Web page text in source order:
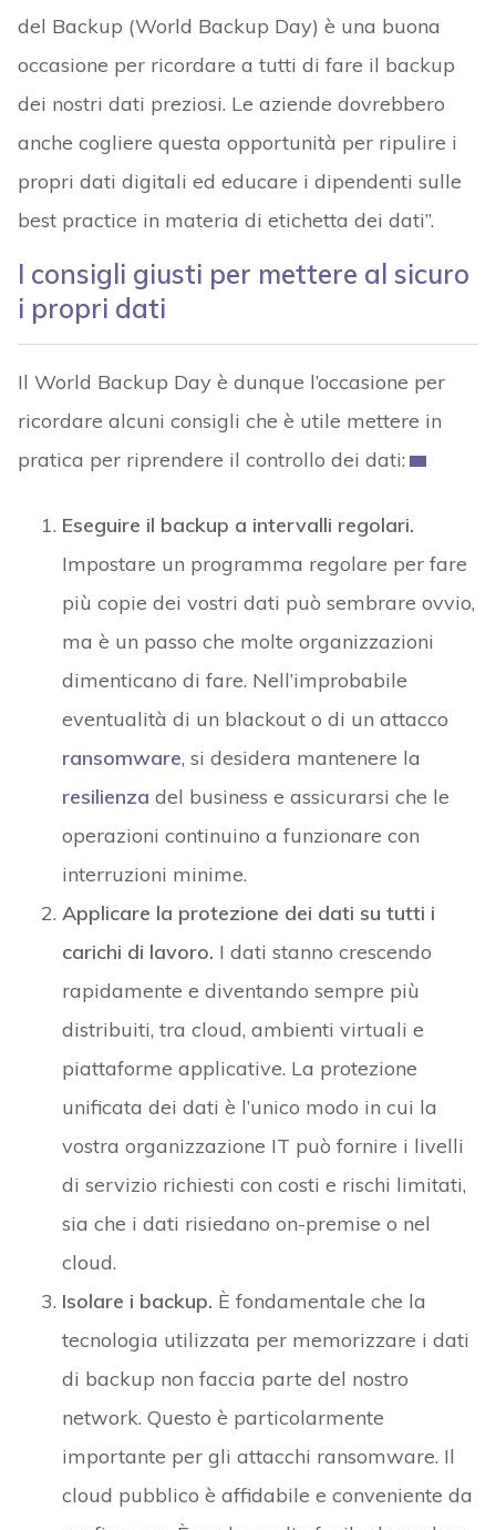
del Backup (World Backup Day) è una buona
occasione per ricordare a tutti di fare il backup
dei nostri dati preziosi. Le aziende dovrebbero
anche cogliere questa opportunità per ripulire i
propri dati digitali ed educare i dipendenti sulle
best practice in materia di etichetta dei dati”.
I consigli giusti per mettere al sicuro
i propri dati
Il World Backup Day è dunque l’occasione per
ricordare alcuni consigli che è utile mettere in
pratica per riprendere il controllo dei dati:
Eseguire il backup a intervalli regolari.
Impostare un programma regolare per fare
più copie dei vostri dati può sembrare ovvio,
ma è un passo che molte organizzazioni
dimenticano di fare. Nell’improbabile
eventualità di un blackout o di un attacco
ransomware, si desidera mantenere la
resilienza del business e assicurarsi che le
operazioni continuino a funzionare con
interruzioni minime.
Applicare la protezione dei dati su tutti i
carichi di lavoro. I dati stanno crescendo
rapidamente e diventando sempre più
distribuiti, tra cloud, ambienti virtuali e
piattaforme applicative. La protezione
unificata dei dati è l’unico modo in cui la
vostra organizzazione IT può fornire i livelli
di servizio richiesti con costi e rischi limitati,
sia che i dati risiedano on-premise o nel
cloud.
Isolare i backup. È fondamentale che la
tecnologia utilizzata per memorizzare i dati
di backup non faccia parte del nostro
network. Questo è particolarmente
importante per gli attacchi ransomware. Il
cloud pubblico è affidabile e conveniente da